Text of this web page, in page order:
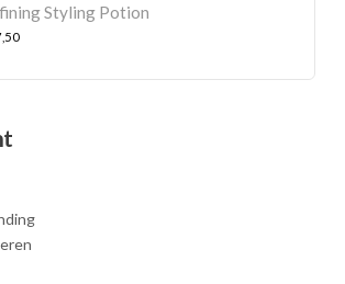
Styling Potion